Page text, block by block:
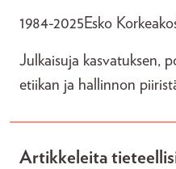
1984-2025 Esko
Julkaisuja kasvatuksen,
etiikan ja hallinnon
Artikkeleita